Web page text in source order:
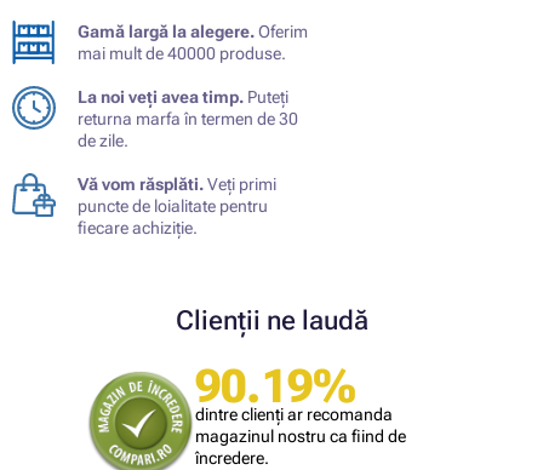
Gamă largă la alegere.Oferim
mai mult de 40000 produse.
La noi veți avea timp. Puteți
returna marfa în termen de 30
de zile.
Vă vom răsplăti.Veți primi
puncte de loialitate pentru
fiecare achiziție.
Clienții ne laudă
90.19%
dintre clienți ar recomanda
magazinul nostru ca fiind de
încredere.